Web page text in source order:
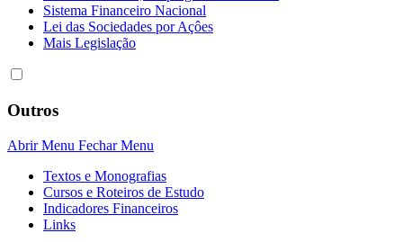
Sistema Financeiro Nacional
Lei das Sociedades por Açôes
Mais Legislação
Outros
Abrir Menu Fechar Menu
Textos e Monografias
Cursos e Roteiros de Estudo
Indicadores Financeiros
Links